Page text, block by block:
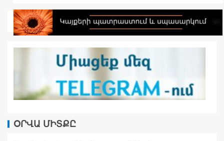
ՕՐՎԱ ՄԻՏՔԸ